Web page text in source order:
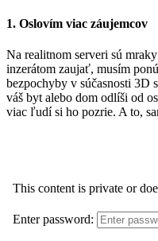
1. Oslovím viac záujemcov
Na realitnom serveri sú
inzerátom zaujať, musím
bezpochyby v súčasnosti 3D
váš byt alebo dom odlíši od
viac ľudí si ho pozrie. A to,